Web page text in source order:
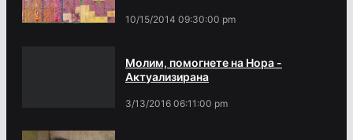
10/15/2014 09:30:00 pm
Молим, помогнете на Нора -
Актуализирана
3/13/2016 06:11:00 pm